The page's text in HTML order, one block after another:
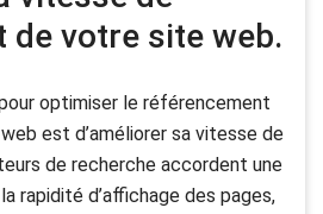
de votre site web.
optimiser le référencement
est d’améliorer sa vitesse de
de recherche accordent une
rapidité d’affichage des pages,